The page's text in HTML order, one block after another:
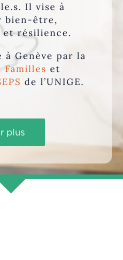
Il vise à
bien-être,
et résilience.
Genève par la
Familles et
de l’UNIGE.
plus